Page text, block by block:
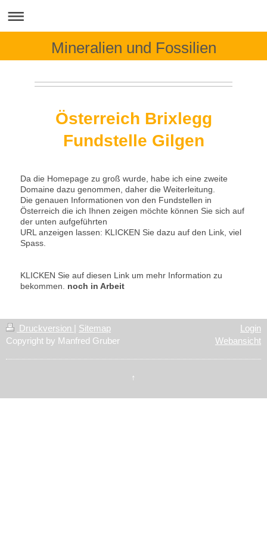
Mineralien und Fossilien
Österreich Brixlegg
Fundstelle Gilgen
Da die Homepage zu groß wurde, habe ich eine zweite
Domaine dazu genommen, daher die Weiterleitung.
Die genauen Informationen von den Fundstellen in
Österreich die ich Ihnen zeigen möchte können Sie sich auf
der unten aufgeführten
URL anzeigen lassen: KLICKEN Sie dazu auf den Link, viel
Spass.
KLICKEN Sie auf diesen Link um mehr Information zu
bekommen. noch in Arbeit
Druckversion | Sitemap
Copyright by Manfred Gruber
Login
Webansicht
↑